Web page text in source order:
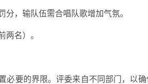
，输队伍需合唱队歌增加气氛。
两名）。
必要的界限。评委来自不同部门，以